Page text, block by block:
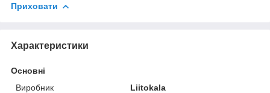
Приховати
Характеристики
Основні
Виробник
Liitokala